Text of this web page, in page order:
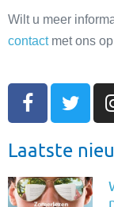
Wilt u meer
contactmet ons
Laatste